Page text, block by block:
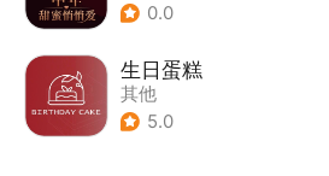
0.0
生日蛋糕
其他
5.0